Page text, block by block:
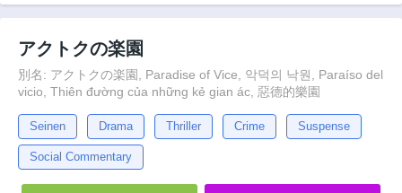
アクトクの楽園
別名: アクトクの楽園, Paradise of Vice, 악덕의 낙원, Paraíso del
vicio, Thiên đường của những kẻ gian ác, 惡德的樂園
Seinen Drama Thriller Crime Suspense
Social Commentary